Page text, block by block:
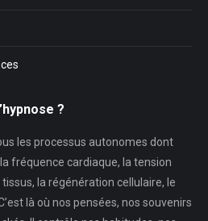
?
les processus autonomes dont
fréquence cardiaque, la tension
la régénération cellulaire, le
là où nos pensées, nos souvenirs